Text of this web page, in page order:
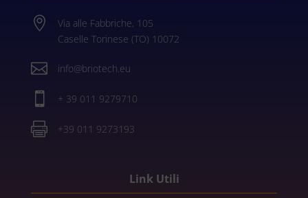

Via alle Fabbriche, 105
Caselle Torinese (TO) 10072
 info@briotech.eu
 + 39 011 9279710
 +39 011 9273193
Link Utili